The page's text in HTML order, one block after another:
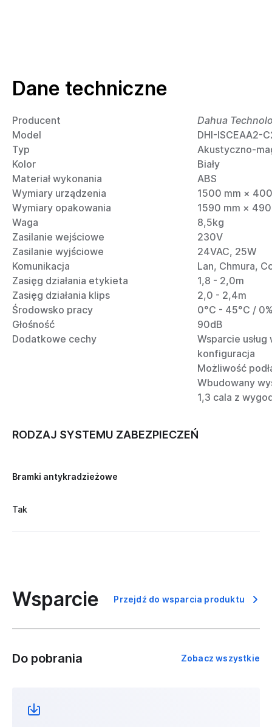
Dane techniczne
Producent
Dahua
Model
DHI-ISCEAA2-
Typ
Akustyczno-
Kolor
Biały
Materiał wykonania
ABS
Wymiary urządzenia
1500 mm ×
Wymiary opakowania
1590 mm ×
Waga
8,5kg
Zasilanie wejściowe
230V
Zasilanie wyjściowe
24VAC, 25W
Komunikacja
Lan, Chmura,
Zasięg działania etykieta
1,8 - 2,0m
Zasięg działania klips
2,0 - 2,4m
Środowsko pracy
0°C - 45°C /
Głośność
90dB
Dodatkowe cechy
Wsparcie
konfiguracja
Możliwość
Wbudowany
1,3 cala z
RODZAJ SYSTEMU ZABEZPIECZEŃ
Bramki antykradzieżowe
Tak
Wsparcie Przejdź do wsparcia produktu
Do pobrania Zobacz wszystkie